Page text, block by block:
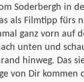
Soderbergh in
als Filmtipp fürs
ganz vorn auf
unten und
hinweg. Das
von Dir kommen